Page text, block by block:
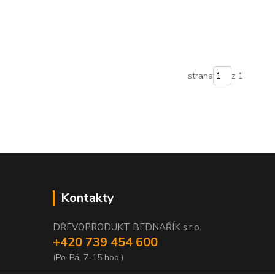
strana z 1
Kontakty
DŘEVOPRODUKT BEDNAŘÍK s.r.o.
+420 739 454 600
(Po-Pá, 7-15 hod.)